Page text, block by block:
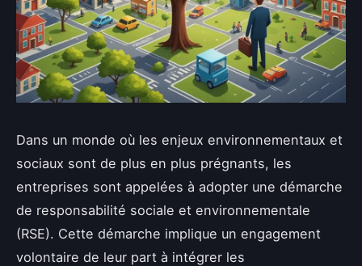
Dans un monde où les enjeux environnementaux et
sociaux sont de plus en plus prégnants, les
entreprises sont appelées à adopter une démarche
de responsabilité sociale et environnementale
(RSE). Cette démarche implique un engagement
volontaire de leur part à intégrer les